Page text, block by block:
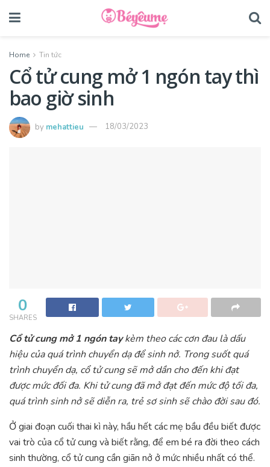
Home Tin tức
Cổ tử cung mở 1 ngón tay thì
bao giờ sinh
by mehattieu 18/03/2023
0
SHARES
Cổ tử cung mở 1 ngón taykèm theo các cơn đau là dấu
hiệu của quá trình chuyển dạ để sinh nở. Trong suốt quá
trình chuyển dạ, cổ tử cung sẽ mở dần cho đến khi đạt
được mức đối đa. Khi tử cung đã mở đạt đến mức độ tối đa,
quá trình sinh nở sẽ diễn ra, trẻ sơ sinh sẽ chào đời sau đó.
Ở giai đoạn cuối thai kì này, hầu hết các mẹ bầu đều biết được
vai trò của cổ tử cung và biết rằng, để em bé ra đời theo cách
sinh thường, cổ tử cung cần giãn nở ở mức nhiều nhất có thể.